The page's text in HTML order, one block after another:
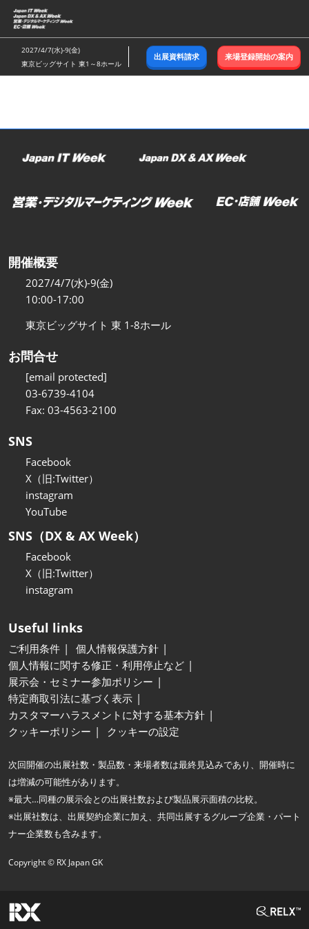
ス
キ
ッ
し
む
2027/4/7(水)-9(金)
東京ビッグサイト 東1～8ホール
出展資料請求 来場登録開始の案内
開催概要
2027/4/7(水)-9(金)
10:00-17:00
東京ビッグサイト 東 1-8ホール
お問合せ
[email protected]
03-6739-4104
Fax: 03-4563-2100
SNS
Facebook
X（旧:Twitter）
instagram
YouTube
SNS（DX & AX Week）
Facebook
X（旧:Twitter）
instagram
Useful links
ご利用条件
個人情報保護方針
個人情報に関する修正・利用停止など
展示会・セミナー参加ポリシー
特定商取引法に基づく表示
カスタマーハラスメントに対する基本方針
クッキーポリシー
クッキーの設定
次回開催の出展社数・製品数・来場者数は最終見込みであり、開催時に
は増減の可能性があります。
※最大…同種の展示会との出展社数および製品展示面積の比較。
※出展社数は、出展契約企業に加え、共同出展するグループ企業・パート
ナー企業数も含みます。
Copyright © RX Japan GK